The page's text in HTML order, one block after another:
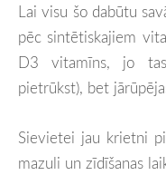
Lai visu šo dabūtu
pēc sintētiskajiem
D3 vitamīns, jo tas
pietrūkst), bet
Sievietei jau krietni
mazuli un zīdīšanas